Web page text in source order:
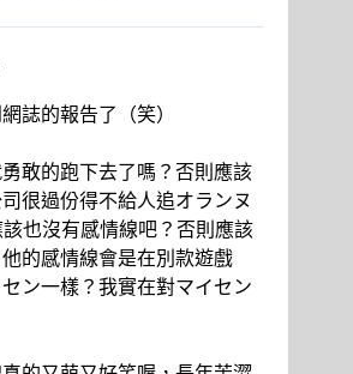
誌的報告了（笑）
敢的跑下去了嗎？否則應該
很過份得不給人追オランヌ
也沒有感情線吧？否則應該
的感情線會是在別款遊戲
ン一樣？我實在對マイセン